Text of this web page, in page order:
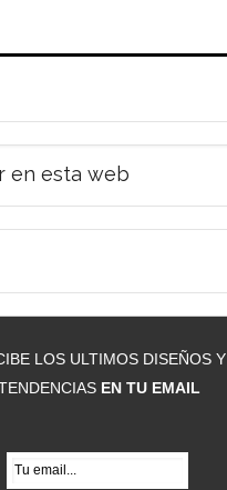
LOS ULTIMOS DISEÑOS Y
EN TU EMAIL